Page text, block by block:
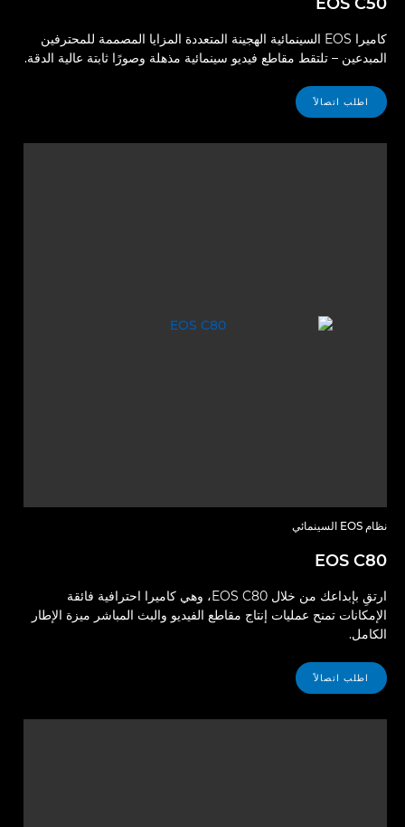
كاميرا EOS السينمائية الهجينة المتعددة المزايا المصممة للمحترفين
المبدعين – تلتقط مقاطع فيديو سينمائية مذهلة وصورًا ثابتة عالية الدقة.
اطلب اتصالاً
نظام EOS السينمائي
EOS C80
ارتقِ بإبداعك من خلال EOS C80، وهي كاميرا احترافية فائقة
الإمكانات تمنح عمليات إنتاج مقاطع الفيديو والبث المباشر ميزة الإطار
الكامل.
اطلب اتصالاً